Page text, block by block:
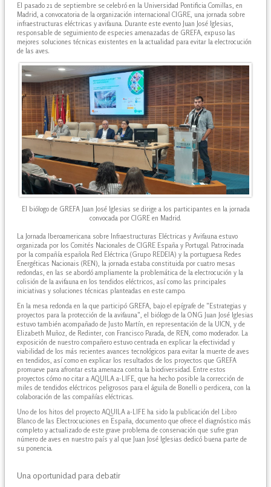
El pasado 21 de septiembre se celebró en la Universidad Pontificia Comillas, en
Madrid, a convocatoria de la organización internacional CIGRE, una jornada sobre
infraestructuras eléctricas y avifauna. Durante este evento Juan José Iglesias,
responsable de seguimiento de especies amenazadas de GREFA, expuso las
mejores soluciones técnicas existentes en la actualidad para evitar la electrocución
de las aves.
El biólogo de GREFA Juan José Iglesias se dirige a los participantes en la jornada
convocada por CIGRE en Madrid.
La Jornada Iberoamericana sobre Infraestructuras Eléctricas y Avifauna estuvo
organizada por los Comités Nacionales de CIGRE España y Portugal. Patrocinada
por la compañía española Red Eléctrica (Grupo REDEIA) y la portuguesa Redes
Energéticas Nacionais (REN), la jornada estaba constituida por cuatro mesas
redondas, en las se abordó ampliamente la problemática de la electrocución y la
colisión de la avifauna en los tendidos eléctricos, así como las principales
iniciativas y soluciones técnicas planteadas en este campo.
En la mesa redonda en la que participó GREFA, bajo el epígrafe de "Estrategias y
proyectos para la protección de la avifauna", el biólogo de la ONG Juan José Iglesias
estuvo también acompañado de Justo Martín, en representación de la UICN, y de
Elizabeth Muñoz, de Redinter, con Francisco Parada, de REN, como moderador. La
exposición de nuestro compañero estuvo centrada en explicar la efectividad y
viabilidad de los más recientes avances tecnológicos para evitar la muerte de aves
en tendidos, así como en explicar los resultados de los proyectos que GREFA
promueve para afrontar esta amenaza contra la biodiversidad. Entre estos
proyectos cómo no citar a AQUILA a-LIFE, que ha hecho posible la corrección de
miles de tendidos eléctricos peligrosos para el águila de Bonelli o perdicera, con la
colaboración de las compañías eléctricas.
Uno de los hitos del proyecto AQUILA a-LIFE ha sido la publicación del Libro
Blanco de las Electrocuciones en España, documento que ofrece el diagnóstico más
completo y actualizado de este grave problema de conservación que sufre gran
número de aves en nuestro país y al que Juan José Iglesias dedicó buena parte de
su ponencia.
Una oportunidad para debatir